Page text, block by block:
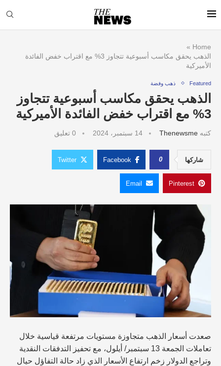
Home
»
الذهب يحقق مكاسب أسبوعية تتجاوز 3% مع اقتراب خفض الفائدة
الأميركية
Featured ذهب وفضة
الذهب يحقق مكاسب أسبوعية تتجاوز
3% مع اقتراب خفض الفائدة الأميركية
كتبه Thenewsme 14 سبتمبر، 2024 0 تعليق
شاركها 0
Facebook
Twitter
Pinterest
Email
صعدت أسعار الذهب متجاوزة مستويات مرتفعة قياسية خلال
تعاملات الجمعة 13 سبتمبر/ أيلول، مع تحفيز التدفقات النقدية
وتراجع الدولار زخم ارتفاع الأسعار الذي زاد حالة التفاؤل حيال